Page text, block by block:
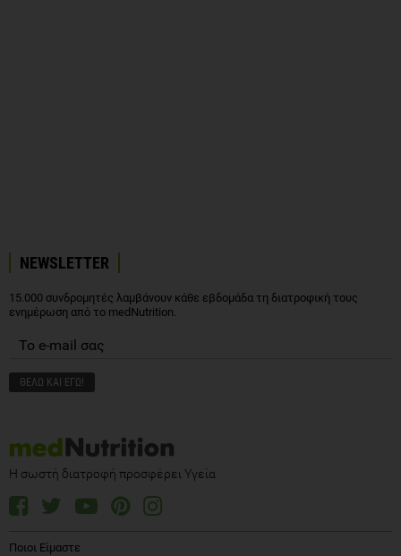
NEWSLETTER
15.000 συνδρομητές λαμβάνουν κάθε εβδομάδα τη διατροφική τους
ενημέρωση από το medNutrition.
Η σωστή διατροφή προσφέρει Υγεία
Ποιοι Είμαστε